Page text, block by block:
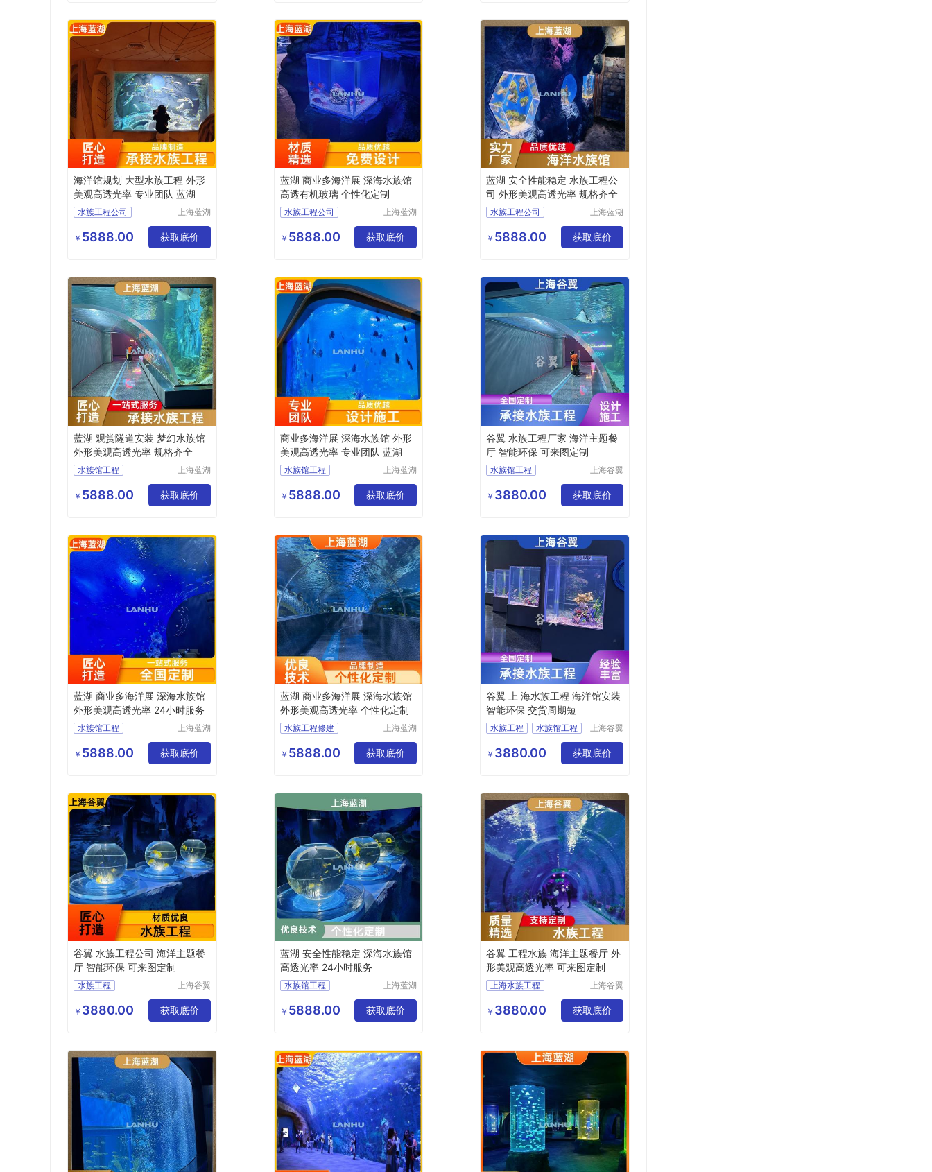
海洋馆规划 大型水族工程 外形
美观高透光率 专业团队 蓝湖
水族工程公司
水族工程
上海蓝湖
有限公司
￥ 5888.00 获取底价
蓝湖 商业多海洋展 深海水族馆
高透有机玻璃 个性化定制
水族工程公司
水族工程
上海蓝湖
有限公司
￥ 5888.00 获取底价
蓝湖 安全性能稳定 水族工程公
司 外形美观高透光率 规格齐全
水族工程公司
水族工程
上海水族馆
上海蓝湖
有限公司
￥ 5888.00 获取底价
蓝湖 观赏隧道安装 梦幻水族馆
外形美观高透光率 规格齐全
水族馆工程
水族工程
上海水族馆
上海蓝湖
有限公司
￥ 5888.00 获取底价
商业多海洋展 深海水族馆 外形
美观高透光率 专业团队 蓝湖
水族馆工程
水族工程修建
上海蓝湖
有限公司
￥ 5888.00 获取底价
谷翼 水族工程厂家 海洋主题餐
厅 智能环保 可来图定制
水族馆工程
大型水族工程
上海谷翼
有限公司
￥ 3880.00 获取底价
蓝湖 商业多海洋展 深海水族馆
外形美观高透光率 24小时服务
水族馆工程
上海水族馆
上海蓝湖
有限公司
￥ 5888.00 获取底价
蓝湖 商业多海洋展 深海水族馆
外形美观高透光率 个性化定制
水族工程修建
水族工程设计施工
上海蓝湖
有限公司
￥ 5888.00 获取底价
谷翼 上 海水族工程 海洋馆安装
智能环保 交货周期短
水族工程
水族馆工程
水族工程施工
上海谷翼
有限公司
￥ 3880.00 获取底价
谷翼 水族工程公司 海洋主题餐
厅 智能环保 可来图定制
水族工程
水族工程建造
上海谷翼
有限公司
￥ 3880.00 获取底价
蓝湖 安全性能稳定 深海水族馆
高透光率 24小时服务
水族馆工程
酒店水族工程
上海蓝湖
有限公司
￥ 5888.00 获取底价
谷翼 工程水族 海洋主题餐厅 外
形美观高透光率 可来图定制
上海水族工程
水族工程公司
上海谷翼
有限公司
￥ 3880.00 获取底价